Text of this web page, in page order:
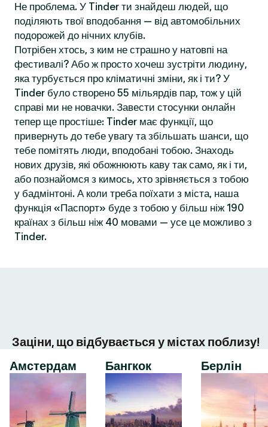
Не проблема. У Tinder ти знайдеш людей, що
поділяють твої вподобання — від автомобільних
подорожей до нічних клубів.
Потрібен хтось, з ким не страшно у натовпі на
фестивалі? Або ж просто хочеш зустріти людину,
яка турбується про кліматичні зміни, як і ти? У
Tinder було створено 55 мільярдів пар, тож у цій
справі ми не новачки. Завести стосунки онлайн
тепер ще простіше: Tinder має функції, що
привернуть до тебе увагу та збільшать шанси, що
тебе помітять люди, вподобані тобою. Знаходь
нових друзів, які обожнюють каву так само, як і ти,
або познайомся з кимось, хто зрівняється з тобою
у бадмінтоні. А коли треба поїхати з міста, наша
функція «Паспорт» буде з тобою у більш ніж 190
країнах з більш ніж 40 мовами — усе це можливо з
Tinder.
Заціни, що відбувається у містах поблизу!
Амстердам
Бангкок Берлін